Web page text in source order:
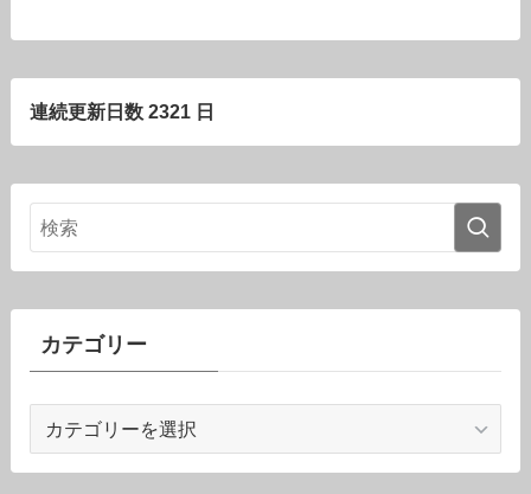
連続更新日数 2321 日
カテゴリー
ゴ